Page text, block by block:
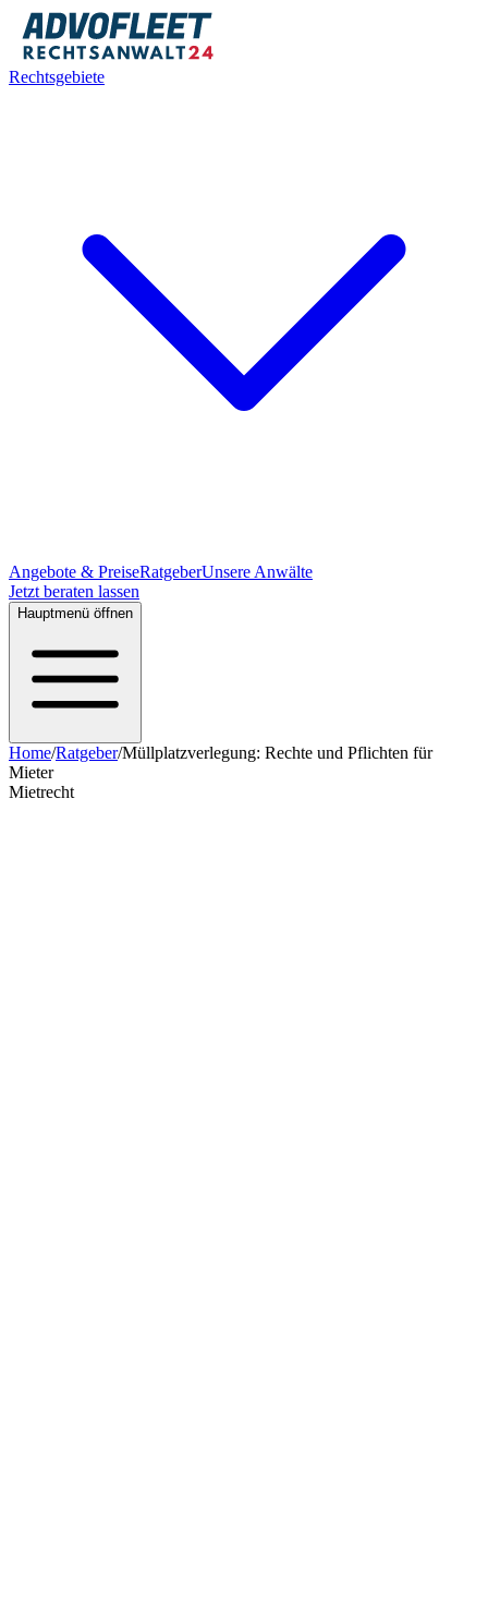
Rechtsgebiete
Angebote & PreiseRatgeberUnsere Anwälte
Jetzt beraten lassen
Hauptmenü öffnen
Home/Ratgeber/Müllplatzverlegung: Rechte und Pflichten für
Mieter
Mietrecht